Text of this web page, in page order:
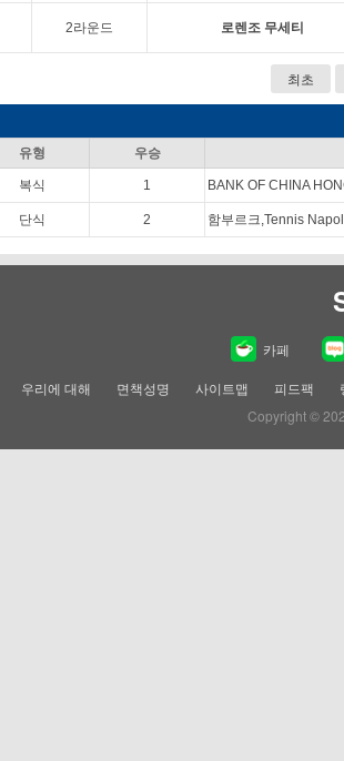
2라운드 로렌조 무세티
최초
유형 우승
복식 1 BANK OF CHINA
단식 2 함부르크,Tennis
카페
우리에 대해 면책성명 사이트맵 피드팩
Copyright ©